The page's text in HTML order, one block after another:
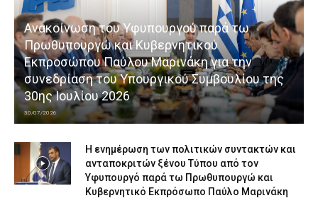
Ανακοίνωση του Υφυπουργού παρά τω
Πρωθυπουργώ και Κυβερνητικού
Εκπροσώπου Παύλου Μαρινάκη για την
συνεδρίαση του Υπουργικού Συμβουλίου της
30ης Ιουλίου 2026
30/07/2026
Η ενημέρωση των πολιτικών συντακτών και
ανταποκριτών ξένου Τύπου από τον
Υφυπουργό παρά τω Πρωθυπουργώ και
Κυβερνητικό Εκπρόσωπο Παύλο Μαρινάκη